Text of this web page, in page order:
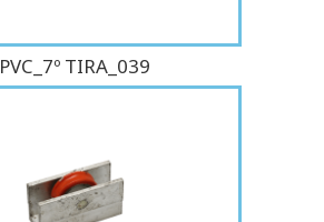
PVC_7º TIRA_039